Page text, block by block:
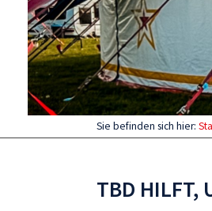
Sie befinden sich hier:
TBD HILFT,